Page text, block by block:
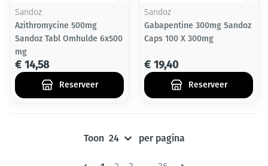
Sandoz
Azithromycine 500mg
Sandoz Tabl Omhulde 6x500
mg
€ 14,58
Reserveer
Sandoz
Gabapentine 300mg Sandoz
Caps 100 X 300mg
€ 19,40
Reserveer
Pagina's
Toon per pagina